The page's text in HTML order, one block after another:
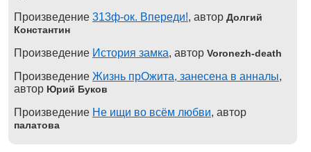
Произведение 313ф-ок. Впереди!, автор Долгий
Константин
Произведение История замка, автор Voronezh-death
Произведение Жизнь прОжита, занесена в анналы,
автор Юрий Буков
Произведение Не ищи во всём любви, автор
палатова